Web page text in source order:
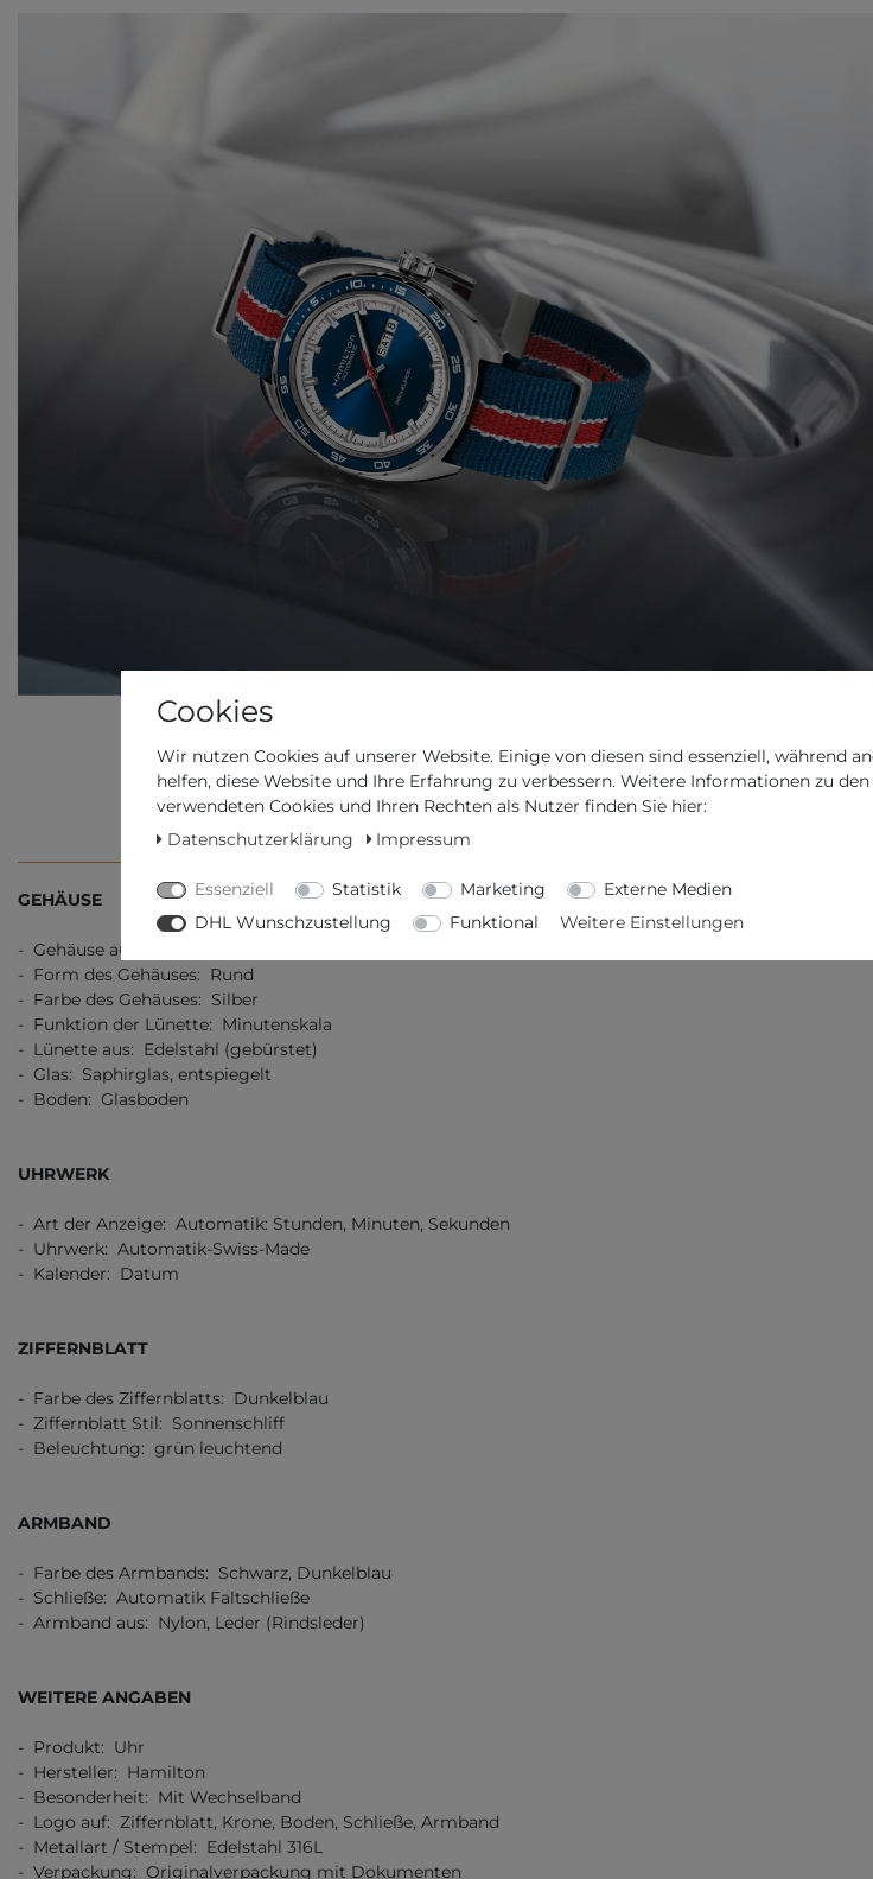
TECHNISCHE DATEN WEITERE DETAILS
GEHÄUSE
- Gehäuse aus: Edelstahl (gebürstet/poliert)
- Form des Gehäuses: Rund
- Farbe des Gehäuses: Silber
- Funktion der Lünette: Minutenskala
- Lünette aus: Edelstahl (gebürstet)
- Glas: Saphirglas, entspiegelt
- Boden: Glasboden
UHRWERK
- Art der Anzeige: Automatik: Stunden, Minuten, Sekunden
- Uhrwerk: Automatik-Swiss-Made
- Kalender: Datum
ZIFFERNBLATT
- Farbe des Ziffernblatts: Dunkelblau
- Ziffernblatt Stil: Sonnenschliff
- Beleuchtung: grün leuchtend
ARMBAND
- Farbe des Armbands: Schwarz, Dunkelblau
- Schließe: Automatik Faltschließe
- Armband aus: Nylon, Leder (Rindsleder)
WEITERE ANGABEN
- Produkt: Uhr
- Hersteller: Hamilton
- Besonderheit: Mit Wechselband
- Logo auf: Ziffernblatt, Krone, Boden, Schließe, Armband
- Metallart / Stempel: Edelstahl 316L
- Verpackung: Originalverpackung mit Dokumenten
Cookies
Wir nutzen Cookies auf unserer Website. Einige von diesen sind essenziell, während
helfen, diese Website und Ihre Erfahrung zu verbessern. Weitere Informationen zu
verwendeten Cookies und Ihren Rechten als Nutzer finden Sie hier:
Datenschutzerklärung
Impressum
Essenziell Statistik Marketing
Externe Medien
DHL Wunschzustellung
Funktional Weitere Einstellungen